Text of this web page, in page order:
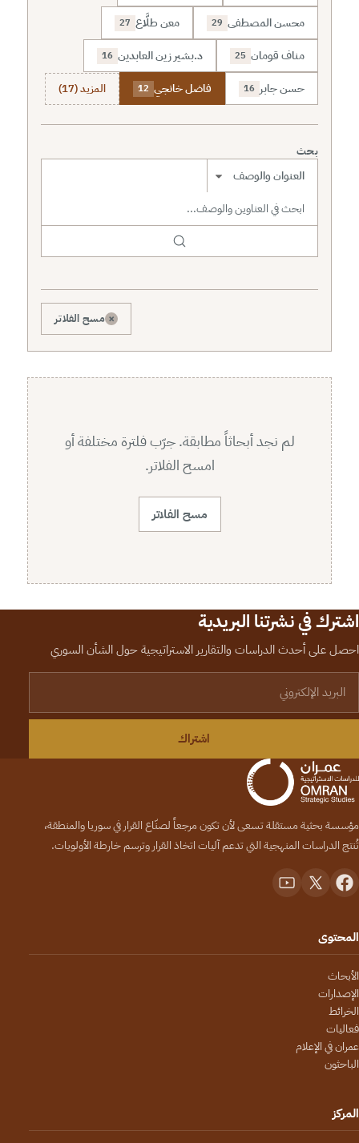
محسن المصطفى 29 معن طلَّاع 27
مناف قومان 25 د.بشير زين العابدين 16
حسن جابر 16 فاضل خانجي 12 المزيد (17)
بحث
نطاق البحث
× مسح الفلاتر
لم نجد أبحاثاً مطابقة. جرّب فلترة مختلفة أو
امسح الفلاتر.
مسح الفلاتر
اشترك في نشرتنا البريدية
احصل على أحدث الدراسات والتقارير الاستراتيجية حول الشأن السوري
اشتراك
مؤسسة بحثية مستقلة تسعى لأن تكون مرجعاً لصنّاع القرار في سوريا والمنطقة،
تُنتج الدراسات المنهجية التي تدعم آليات اتخاذ القرار وترسم خارطة الأولويات.
المحتوى
الأبحاث
الإصدارات
الخرائط
فعاليات
عمران في الإعلام
الباحثون
المركز